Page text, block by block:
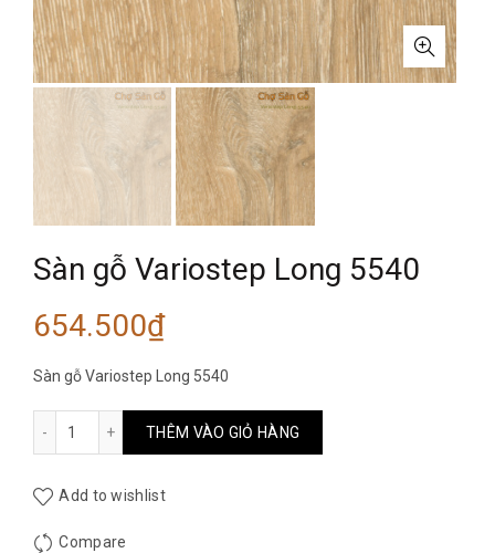
Sàn gỗ Variostep Long 5540
654.500₫
Sàn gỗ Variostep Long 5540
Sàn gỗ Variostep Long 5540 số lượng
THÊM VÀO GIỎ HÀNG
Add to wishlist
Compare